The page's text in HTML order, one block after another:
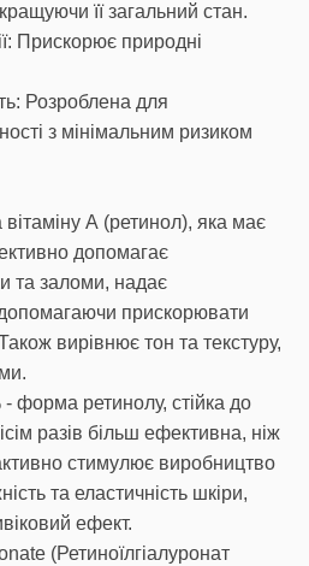
її загальний стан.
Прискорює природні
Розроблена для
з мінімальним ризиком
А (ретинол), яка має
допомагає
та заломи, надає
прискорювати
вирівнює тон та текстуру,
форма ретинолу, стійка до
разів більш ефективна, ніж
стимулює виробництво
та еластичність шкіри,
ефект.
(Ретиноїлгіалуронат